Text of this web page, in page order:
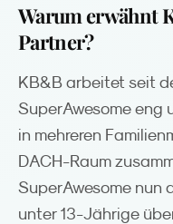
Warum erwähnt
Partner?
KB&B arbeitet seit
SuperAwesome eng
in mehreren
DACH-Raum
SuperAwesome nun
unter 13-Jährige